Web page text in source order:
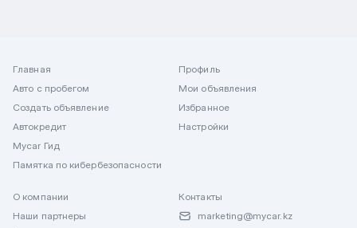
Главная
Авто с пробегом
Создать объявление
Автокредит
Mycar Гид
Памятка по кибербезопасности
Профиль
Мои объявления
Избранное
Настройки
О компании
Наши партнеры
Контакты
marketing@mycar.kz